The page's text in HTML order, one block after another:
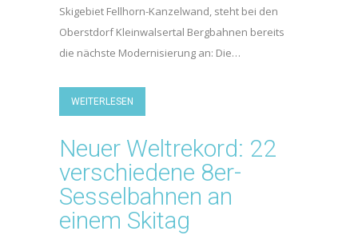
Skigebiet Fellhorn-Kanzelwand, steht bei den
Oberstdorf Kleinwalsertal Bergbahnen bereits
die nächste Modernisierung an: Die…
WEITERLESEN
Neuer Weltrekord: 22
verschiedene 8er-
Sesselbahnen an
einem Skitag